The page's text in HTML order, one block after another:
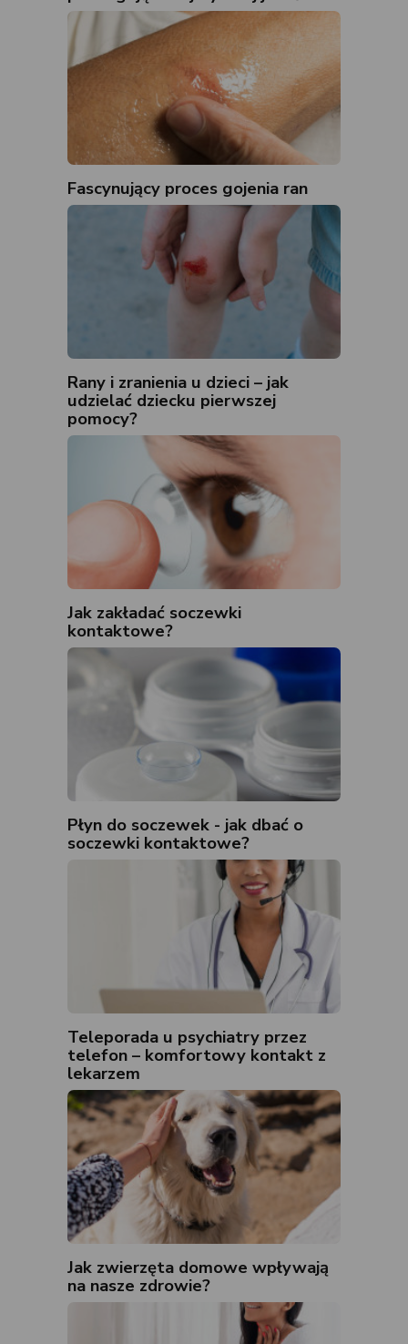
Fascynujący proces gojenia ran
Rany i zranienia u dzieci – jak
udzielać dziecku pierwszej
pomocy?
Jak zakładać soczewki
kontaktowe?
Płyn do soczewek - jak dbać o
soczewki kontaktowe?
Teleporada u psychiatry przez
telefon – komfortowy kontakt z
lekarzem
Jak zwierzęta domowe wpływają
na nasze zdrowie?